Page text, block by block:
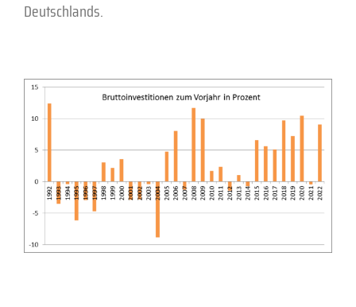
Deutschlands.